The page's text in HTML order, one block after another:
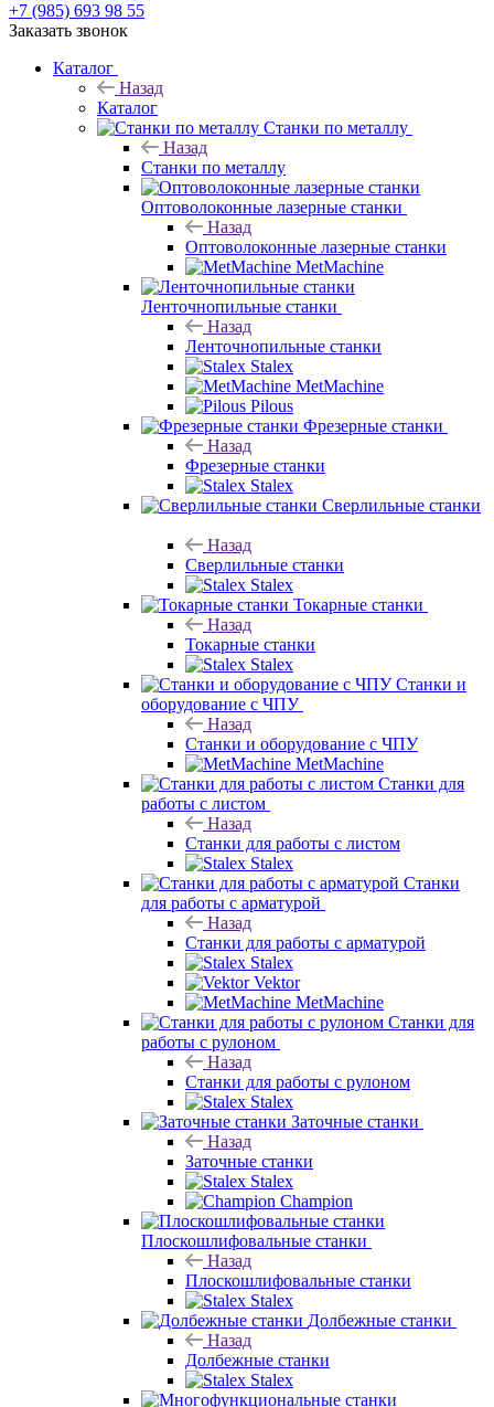
+7 (985) 693 98 55
Заказать звонок
Каталог
Назад
Каталог
Станки по металлу
Назад
Станки по металлу
Оптоволоконные лазерные станки
Назад
Оптоволоконные лазерные станки
MetMachine
Ленточнопильные станки
Назад
Ленточнопильные станки
Stalex
MetMachine
Pilous
Фрезерные станки
Назад
Фрезерные станки
Stalex
Сверлильные станки
Назад
Сверлильные станки
Stalex
Токарные станки
Назад
Токарные станки
Stalex
Станки и
оборудование с ЧПУ
Назад
Станки и оборудование с ЧПУ
MetMachine
Станки для
работы с листом
Назад
Станки для работы с листом
Stalex
Станки
для работы с арматурой
Назад
Станки для работы с арматурой
Stalex
Vektor
MetMachine
Станки для
работы с рулоном
Назад
Станки для работы с рулоном
Stalex
Заточные станки
Назад
Заточные станки
Stalex
Champion
Плоскошлифовальные станки
Назад
Плоскошлифовальные станки
Stalex
Долбежные станки
Назад
Долбежные станки
Stalex